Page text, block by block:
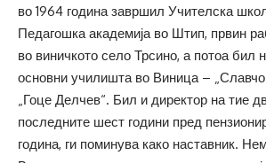
во 1964 година завршил Учителска
Педагошка академија во Штип, првин
во виничкото село Трсино, а потоа бил
основни училишта во Виница –
„Гоце Делчев“. Бил и директор на тие
последните шест години пред
година, ги поминува како наставник.